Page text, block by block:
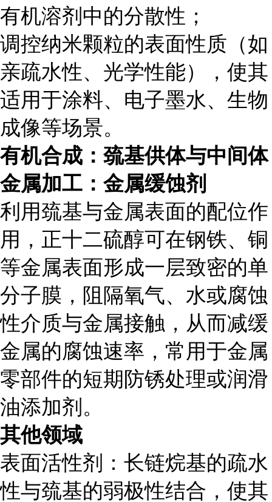
有机溶剂中的分散性；
调控纳米颗粒的表面性质（如
亲疏水性、光学性能），使其
适用于涂料、电子墨水、生物
成像等场景。
有机合成：巯基供体与中间体
金属加工：金属缓蚀剂
利用巯基与金属表面的配位作
用，正十二硫醇可在钢铁、铜
等金属表面形成一层致密的单
分子膜，阻隔氧气、水或腐蚀
性介质与金属接触，从而减缓
金属的腐蚀速率，常用于金属
零部件的短期防锈处理或润滑
油添加剂。
其他领域
表面活性剂：长链烷基的疏水
性与巯基的弱极性结合，使其